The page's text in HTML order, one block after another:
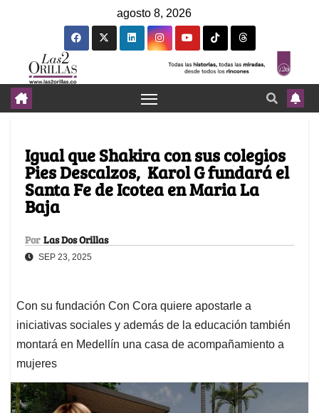
agosto 8, 2026
Igual que Shakira con sus colegios
Pies Descalzos, Karol G fundará el
Santa Fe de Icotea en Maria La
Baja
Por Las Dos Orillas
SEP 23, 2025
Con su fundación Con Cora quiere apostarle a
iniciativas sociales y además de la educación también
montará en Medellín una casa de acompañamiento a
mujeres